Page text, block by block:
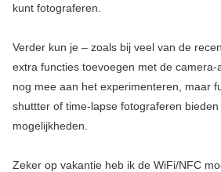
kunt fotograferen.
Verder kun je – zoals bij veel van de
extra functies toevoegen met de camera-
nog mee aan het experimenteren, maar
shuttter of time-lapse fotograferen
mogelijkheden.
Zeker op vakantie heb ik de WiFi/NFC